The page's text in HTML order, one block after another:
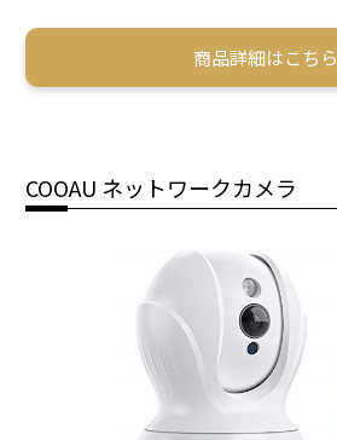
商品詳細はこちら
COOAU ネットワークカメラ